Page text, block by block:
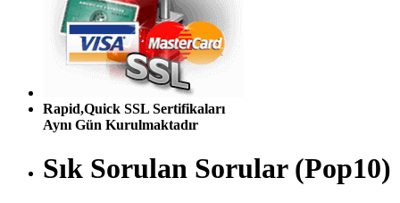
Rapid,Quick SSL Sertifikaları
Aynı Gün Kurulmaktadır
Sık Sorulan Sorular (Pop10)